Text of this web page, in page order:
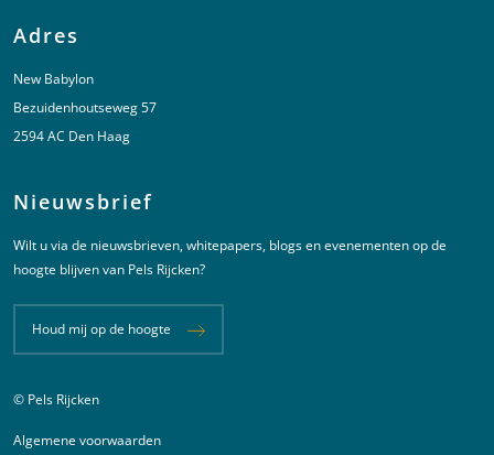
Adres
New Babylon
Bezuidenhoutseweg 57
2594 AC Den Haag
Nieuwsbrief
Wilt u via de nieuwsbrieven, whitepapers, blogs en evenementen op de
hoogte blijven van Pels Rijcken?
Houd mij op de hoogte
Juridische informatie
© Pels Rijcken
Algemene voorwaarden